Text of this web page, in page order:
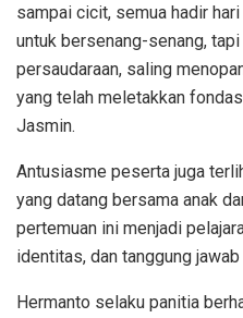
sampai cicit, semua hadir
untuk bersenang-senang,
persaudaraan, saling
yang telah meletakkan
Jasmin.
Antusiasme peserta juga
yang datang bersama anak
pertemuan ini menjadi
identitas, dan tanggung
Hermanto selaku panitia